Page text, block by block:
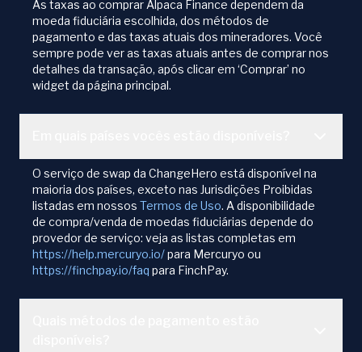
As taxas ao comprar Alpaca Finance dependem da
moeda fiduciária escolhida, dos métodos de
pagamento e das taxas atuais dos mineradores. Você
sempre pode ver as taxas atuais antes de comprar nos
detalhes da transação, após clicar em ‘Comprar’ no
widget da página principal.
O serviço de swap da ChangeHero está disponível na
maioria dos países, exceto nas Jurisdições Proibidas
listadas em nossos Termos de Uso. A disponibilidade
de compra/venda de moedas fiduciárias depende do
provedor de serviço: veja as listas completas em
https://help.mercuryo.io/para Mercuryo ou
https://finchpay.io/faq para FinchPay.